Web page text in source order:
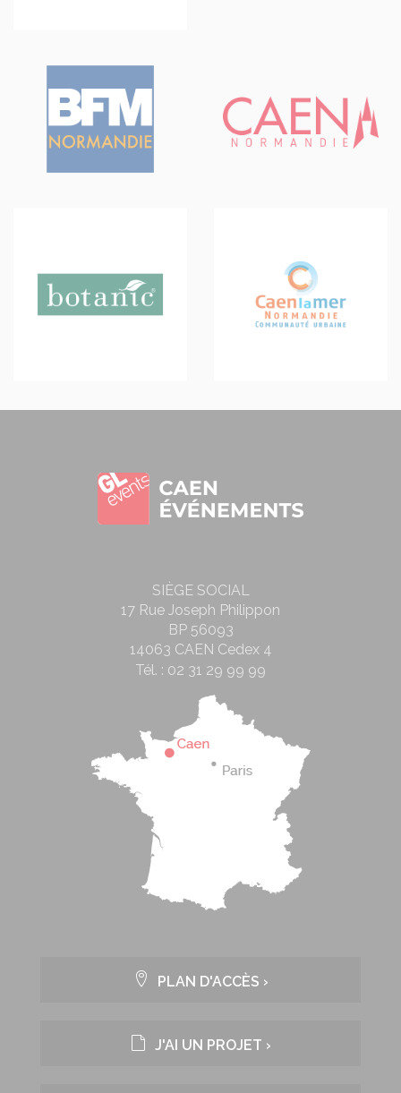
SIÈGE SOCIAL
17 Rue Joseph Philippon
BP 56093
14063 CAEN Cedex 4
Tél. : 02 31 29 99 99
PLAN D'ACCÈS ›
J'AI UN PROJET ›